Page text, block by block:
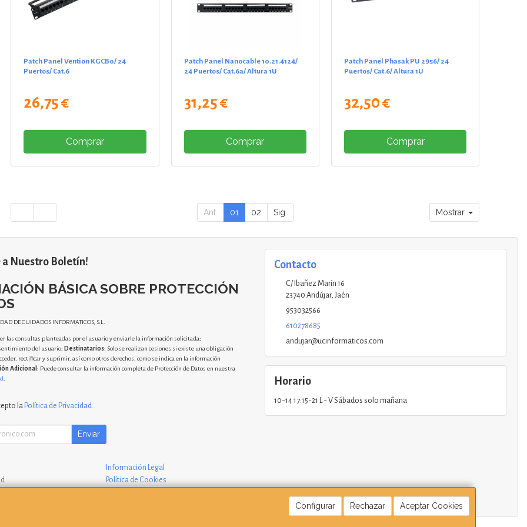
Patch Panel Vention KGCB0/ 24
Puertos/ Cat.6
26,75 €
Comprar
Patch Panel Nanocable 10.21.4124/
24 Puertos/ Cat.6a/ Altura 1U
31,25 €
Comprar
Patch Panel Phasak PU 2956/ 24
Puertos/ Cat.6/ Altura 1U
32,50 €
Comprar
Ant. 01 02 Sig. Mostrar
Configurar Rechazar Aceptar Cookies
a Nuestro Boletín!
BÁSICA SOBRE PROTECCIÓN
DE CUIDADOS INFORMATICOS, S.L.
las consultas planteadas por el usuario y enviarle la información solicitada;
del usuario; Destinatarios: Solo se realizan cesiones si existe una obligación
rectificar y suprimir, así como otros derechos, como se indica en la información
Adicional : Puede consultar la información completa de Protección de Datos en nuestra
la Política de Privacidad.
Enviar
Información Legal
Política de Cookies
Contacto
C/ Ibañez Marín 16
23740 Andújar, Jaén
953032566
610278685
andujar@ucinformaticos.com
Horario
10-14 17:15-21 L - V Sábados solo mañana